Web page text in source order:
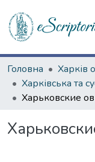
Головна
Харків
Харьковские